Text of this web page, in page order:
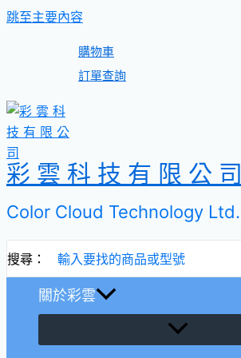
跳至主要內容
購物車
訂單查詢
彩 雲 科 技 有 限 公 司
Color Cloud Technology Ltd.
搜尋：
關於彩雲